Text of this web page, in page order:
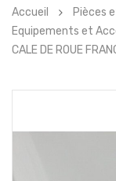
Accueil
Pièces
Equipements et
CALE DE ROUE